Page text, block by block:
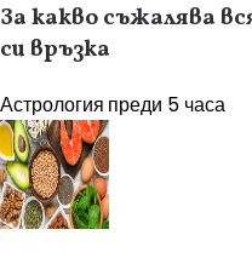
За какво съжалява
си връзка
Астрология преди 5 часа